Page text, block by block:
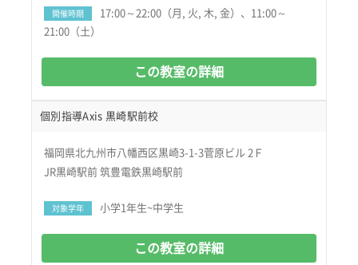
開催時期
17:00～22:00（月, 火, 木, 金）、11:00～
21:00（土）
この教室の詳細
個別指導Axis 黒崎駅前校
福岡県北九州市八幡西区黒崎3-1-3菅原ビル 2Ｆ
JR黒崎駅前 筑豊電鉄黒崎駅前
対象学年 小学1年生~中学生
この教室の詳細